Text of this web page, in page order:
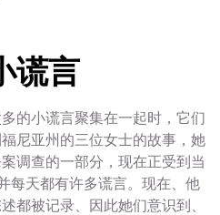
谎言
的小谎言聚集在一起时，它们
尼亚州的三位女士的故事，她
调查的一部分，现在正受到当
每天都有许多谎言。现在、他
都被记录、因此她们意识到、